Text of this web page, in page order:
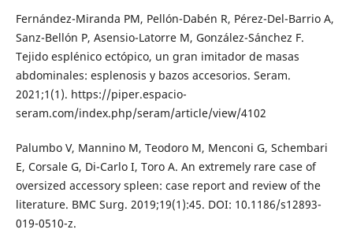
Fernández-Miranda PM, Pellón-Dabén R, Pérez-Del-Barrio A,
Sanz-Bellón P, Asensio-Latorre M, González-Sánchez F.
Tejido esplénico ectópico, un gran imitador de masas
abdominales: esplenosis y bazos accesorios. Seram.
2021;1(1). https://piper.espacio-
seram.com/index.php/seram/article/view/4102
Palumbo V, Mannino M, Teodoro M, Menconi G, Schembari
E, Corsale G, Di-Carlo I, Toro A. An extremely rare case of
oversized accessory spleen: case report and review of the
literature. BMC Surg. 2019;19(1):45. DOI: 10.1186/s12893-
019-0510-z.